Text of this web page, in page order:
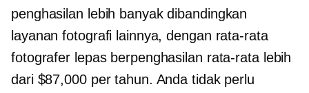
penghasilan lebih banyak dibandingkan
layanan fotografi lainnya, dengan rata-rata
fotografer lepas berpenghasilan rata-rata lebih
dari $87,000 per tahun. Anda tidak perlu